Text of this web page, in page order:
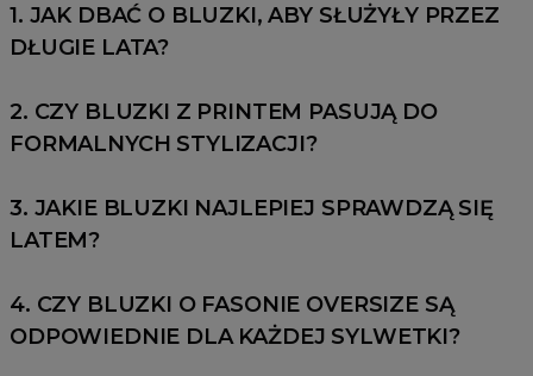
1. JAK DBAĆ O BLUZKI, ABY SŁUŻYŁY PRZEZ
DŁUGIE LATA?
2. CZY BLUZKI Z PRINTEM PASUJĄ DO
FORMALNYCH STYLIZACJI?
3. JAKIE BLUZKI NAJLEPIEJ SPRAWDZĄ SIĘ
LATEM?
4. CZY BLUZKI O FASONIE OVERSIZE SĄ
ODPOWIEDNIE DLA KAŻDEJ SYLWETKI?